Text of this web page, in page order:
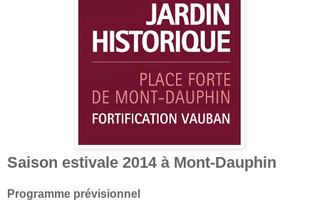
Saison estivale 2014 à Mont-Dauphin
Programme prévisionnel